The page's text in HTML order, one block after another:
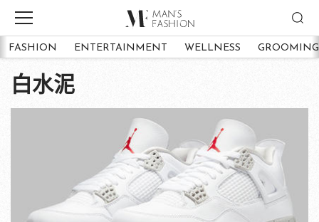
FASHION ENTERTAINMENT WELLNESS GROOMING
白水泥